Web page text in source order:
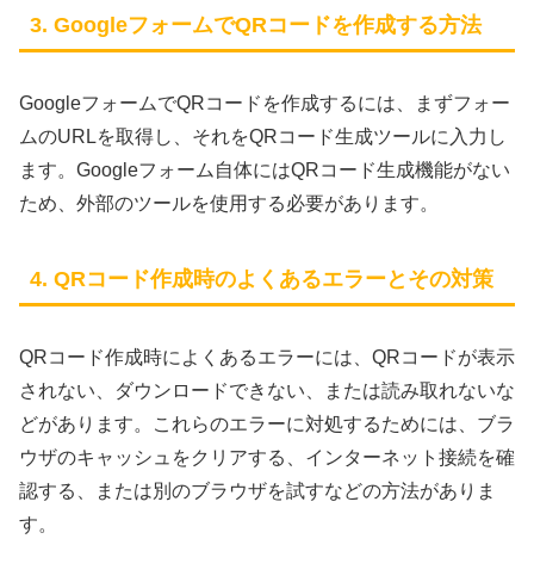
3. GoogleフォームでQRコードを作成する方法
GoogleフォームでQRコードを作成するには、まずフォー
ムのURLを取得し、それをQRコード生成ツールに入力し
ます。Googleフォーム自体にはQRコード生成機能がない
ため、外部のツールを使用する必要があります。
4. QRコード作成時のよくあるエラーとその対策
QRコード作成時によくあるエラーには、QRコードが表示
されない、ダウンロードできない、または読み取れないな
どがあります。これらのエラーに対処するためには、ブラ
ウザのキャッシュをクリアする、インターネット接続を確
認する、または別のブラウザを試すなどの方法がありま
す。